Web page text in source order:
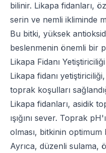
bilinir. Likapa fidanları,
serin ve nemli ikliminde
Bu bitki, yüksek
beslenmenin önemli bir
Likapa Fidanı Yetiştiriciliği
Likapa fidanı
toprak koşulları
Likapa fidanları, asidik
ışığını sever. Toprak
olması, bitkinin
Ayrıca, düzenli sulama,